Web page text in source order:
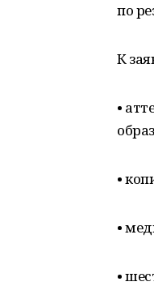
по
К
•
•
•
•